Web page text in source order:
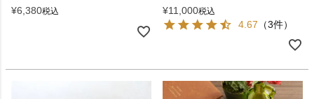
¥6,380税込
¥11,000税込
4.67 （3件）